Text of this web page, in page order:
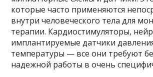
которые часто применяются
внутри человеческого тела для
терапии. Кардиостимуляторы,
имплантируемые датчики
температуры — все они требуют
надежной работы в очень